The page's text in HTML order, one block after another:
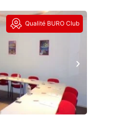
Qualité BURO Club